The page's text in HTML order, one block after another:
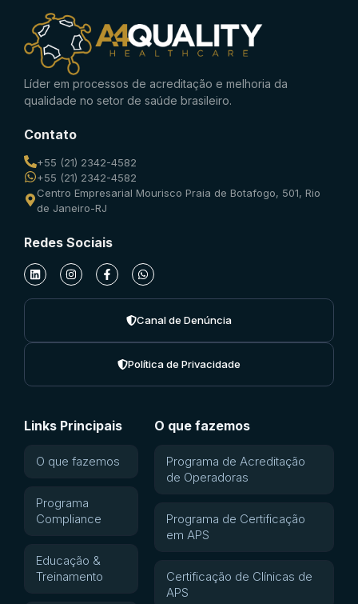
Líder em processos de acreditação e melhoria da
qualidade no setor de saúde brasileiro.
Contato
+55 (21) 2342-4582
+55 (21) 2342-4582
Centro Empresarial Mourisco Praia de Botafogo, 501, Rio
de Janeiro-RJ
Redes Sociais
Canal de Denúncia
Política de Privacidade
Links Principais
O que fazemos
Programa
Compliance
Educação &
Treinamento
O que fazemos
Programa de Acreditação
de Operadoras
Programa de Certificação
em APS
Certificação de Clínicas de
APS